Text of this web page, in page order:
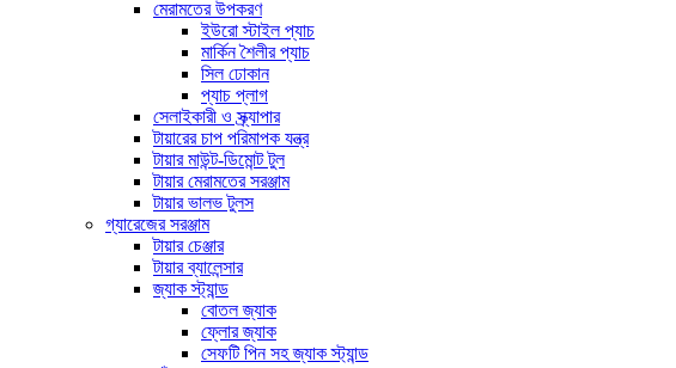
মেরামতের উপকরণ
ইউরো স্টাইল প্যাচ
মার্কিন শৈলীর প্যাচ
সিল ঢোকান
প্যাচ প্লাগ
সেলাইকারী ও স্ক্র্যাপার
টায়ারের চাপ পরিমাপক যন্ত্র
টায়ার মাউন্ট-ডিমোন্ট টুল
টায়ার মেরামতের সরঞ্জাম
টায়ার ভালভ টুলস
গ্যারেজের সরঞ্জাম
টায়ার চেঞ্জার
টায়ার ব্যালেন্সার
জ্যাক স্ট্যান্ড
বোতল জ্যাক
ফ্লোর জ্যাক
সেফটি পিন সহ জ্যাক স্ট্যান্ড